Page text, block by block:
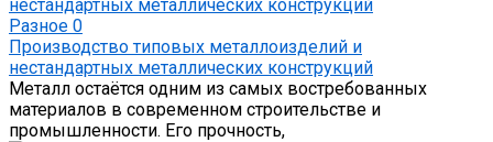
Разное 0
Производство типовых металлоизделий и
нестандартных металлических конструкций
Металл остаётся одним из самых востребованных
материалов в современном строительстве и
промышленности. Его прочность,